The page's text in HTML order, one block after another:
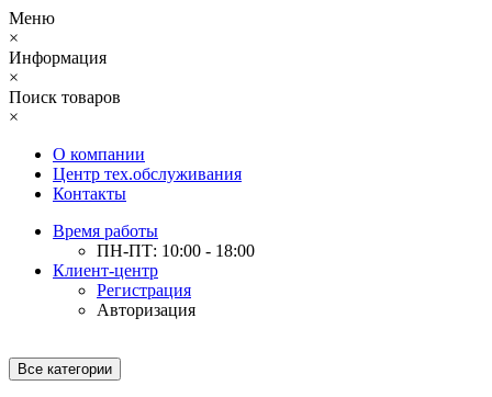
Меню
×
Информация
×
Поиск товаров
×
О компании
Центр тех.обслуживания
Контакты
Время работы
ПН-ПТ: 10:00 - 18:00
Клиент-центр
Регистрация
Авторизация
Все категории